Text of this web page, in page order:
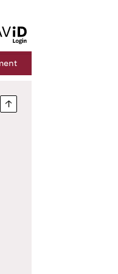
Nach oben springen